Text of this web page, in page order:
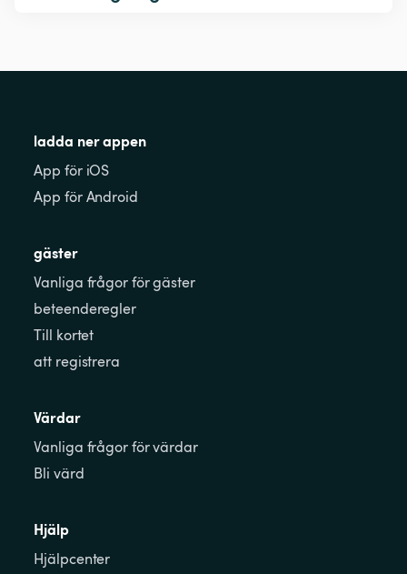
ladda ner appen
App för iOS
App för Android
gäster
Vanliga frågor för gäster
beteenderegler
Till kortet
att registrera
Värdar
Vanliga frågor för värdar
Bli värd
Hjälp
Hjälpcenter